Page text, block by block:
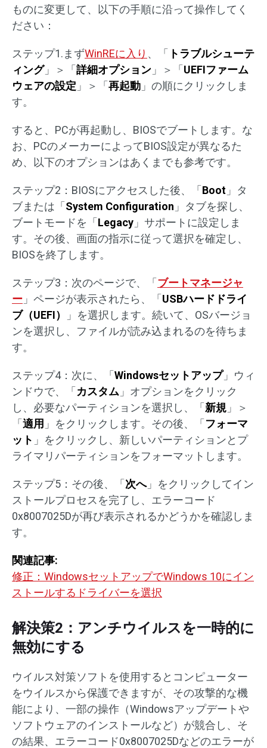
ものに変更して、以下の手順に沿って操作してく
ださい：
ステップ1.まずWinREに入り 、「 トラブルシューテ
ィング」＞「 詳細オプション 」＞「 UEFIファーム
ウェアの設定 」＞「 再起動 」の順にクリックしま
す。
すると、PCが再起動し、BIOSでブートします。な
お、PCのメーカーによってBIOS設定が異なるた
め、以下のオプションはあくまでも参考です。
ステップ2：BIOSにアクセスした後、「 Boot 」タ
ブまたは「 System Configuration 」タブを探し、
ブートモードを「 Legacy 」サポートに設定しま
す。その後、画面の指示に従って選択を確定し、
BIOSを終了します。
ステップ3：次のページで、「 ブートマネージャ
ー 」ページが表示されたら、「 USBハードドライ
ブ（UEFI）
」を選択します。続いて、OSバージョ
ンを選択し、ファイルが読み込まれるのを待ちま
す。
ステップ4：次に、「 Windowsセットアップ」ウィ
ンドウで、「 カスタム 」オプションをクリック
し、必要なパーティションを選択し、「 新規 」＞
「 適用 」をクリックします。その後、「 フォーマ
ット 」をクリックし、新しいパーティションとプ
ライマリパーティションをフォーマットします。
ステップ5：その後、「 次へ」をクリックしてイン
ストールプロセスを完了し、エラーコード
0x8007025Dが再び表示されるかどうかを確認しま
す。
関連記事:
修正：WindowsセットアップでWindows 10にイン
ストールするドライバーを選択
解決策2：アンチウイルスを一時的に
無効にする
ウイルス対策ソフトを使用するとコンピューター
をウイルスから保護できますが、その攻撃的な機
能により、一部の操作（Windowsアップデートや
ソフトウェアのインストールなど）が競合し、そ
の結果、エラーコード0x8007025Dなどのエラーが